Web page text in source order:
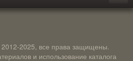
2025, все права защищены.
и использование каталога